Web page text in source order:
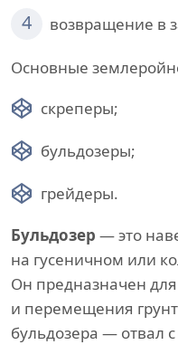
4 возвращение в
Основные
скреперы;
бульдозеры;
грейдеры.
Бульдозер — это
на гусеничном или
Он предназначен
и перемещения
бульдозера — отвал